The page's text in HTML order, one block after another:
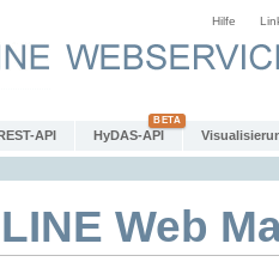
Hilfe
API HyDAS-API
Web